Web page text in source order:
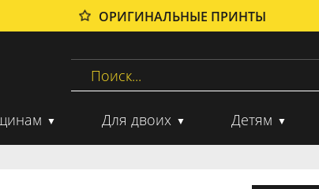
ОРИГИНАЛЬНЫЕ ПРИНТЫ
Для двоих Детям